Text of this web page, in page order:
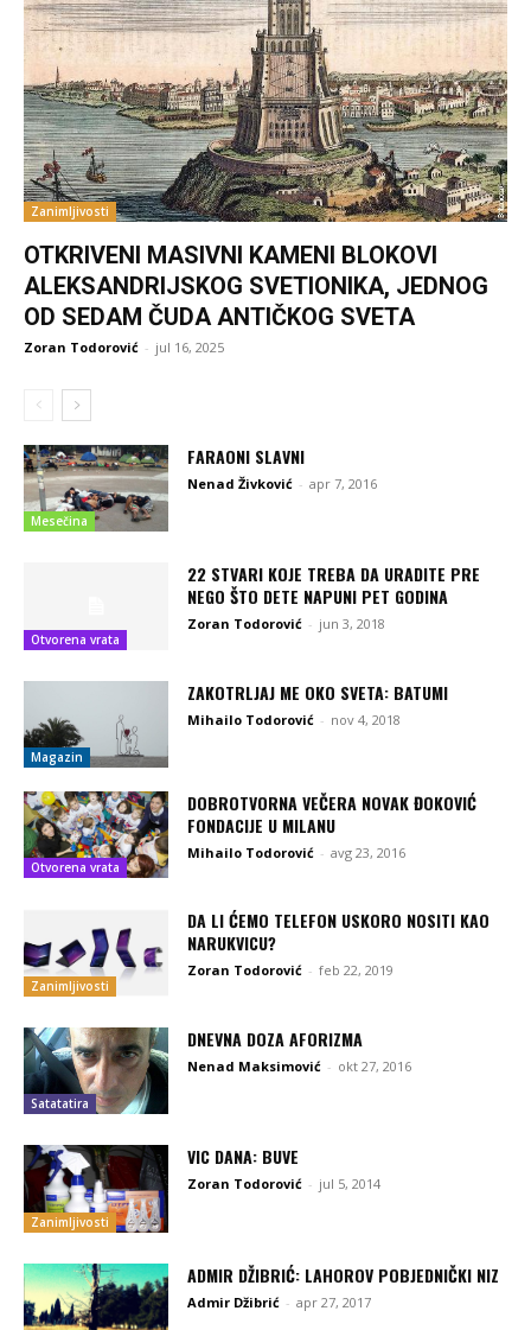
Zanimljivosti
OTKRIVENI MASIVNI KAMENI BLOKOVI
ALEKSANDRIJSKOG SVETIONIKA, JEDNOG
OD SEDAM ČUDA ANTIČKOG SVETA
Zoran Todorović - jul 16, 2025
Mesečina
FARAONI SLAVNI
Nenad Živković - apr 7, 2016
Otvorena vrata
22 STVARI KOJE TREBA DA URADITE PRE
NEGO ŠTO DETE NAPUNI PET GODINA
Zoran Todorović - jun 3, 2018
Magazin
ZAKOTRLJAJ ME OKO SVETA: BATUMI
Mihailo Todorović - nov 4, 2018
Otvorena vrata
DOBROTVORNA VEČERA NOVAK ĐOKOVIĆ
FONDACIJE U MILANU
Mihailo Todorović - avg 23, 2016
Zanimljivosti
DA LI ĆEMO TELEFON USKORO NOSITI KAO
NARUKVICU?
Zoran Todorović - feb 22, 2019
Satatatira
DNEVNA DOZA AFORIZMA
Nenad Maksimović - okt 27, 2016
Zanimljivosti
VIC DANA: BUVE
Zoran Todorović - jul 5, 2014
ADMIR DŽIBRIĆ: LAHOROV POBJEDNIČKI NIZ
Admir Džibrić - apr 27, 2017